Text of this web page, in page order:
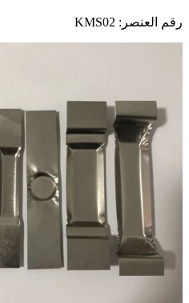
رقم العنصر: